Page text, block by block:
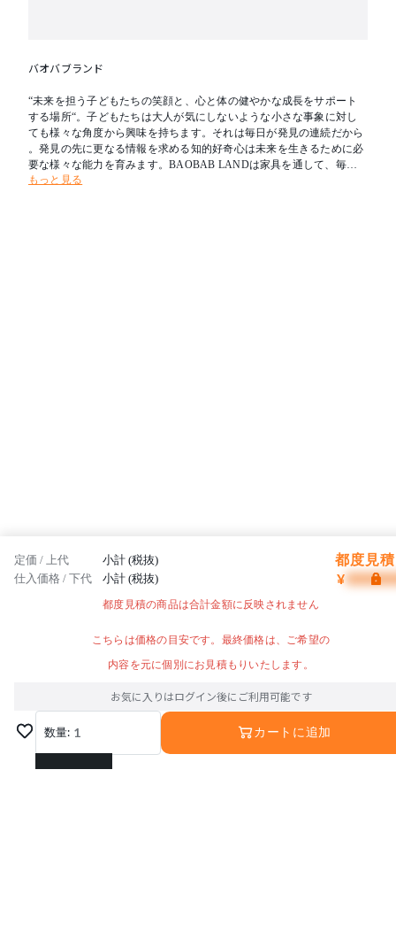
バオバブランド
“未来を担う子どもたちの笑顔と、心と体の健やかな成長をサポート
する場所“。子どもたちは大人が気にしないような小さな事象に対し
ても様々な角度から興味を持ちます。それは毎日が発見の連続だから
。発見の先に更なる情報を求める知的好奇心は未来を生きるために必
要な様々な能力を育みます。BAOBAB LANDは家具を通して、毎日
を楽しみながらぐんぐん成長していく子どもたちの「遊びたい」「使
もっと見る
定価 / 上代 小計 (税抜) 都度見
仕入価格 / 下代 小計 (税抜) ¥
都度見積の商品は合計金額に反映されません
こちらは価格の目安です。最終価格は、ご希望の
内容を元に個別にお見積もりいたします。
お気に入りはログイン後にご利用可能です
数量: 1
1
カートに追加